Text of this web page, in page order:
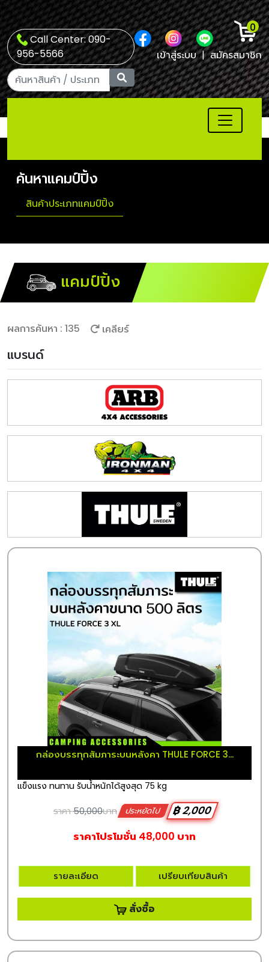
Call Center: 090-
956-5566
0
เข้าสู่ระบบ | สมัครสมาชิก
ค้นหาแคมป์ปิ้ง
สินค้าประเภทแคมป์ปิ้ง
แคมป์ปิ้ง
ผลการค้นหา : 135 เคลียร์
แบรนด์
กล่องบรรทุกสัมภาระบนหลังคา THULE FORCE 3...
แข็งแรง ทนทาน รับน้ำหนักได้สูงสุด 75 kg
ราคา50,000บาท ประหยัดไป
฿ 2,000
ราคาโปรโมชั่น 48,000 บาท
รายละเอียด เปรียบเทียบสินค้า
สั่งซื้อ